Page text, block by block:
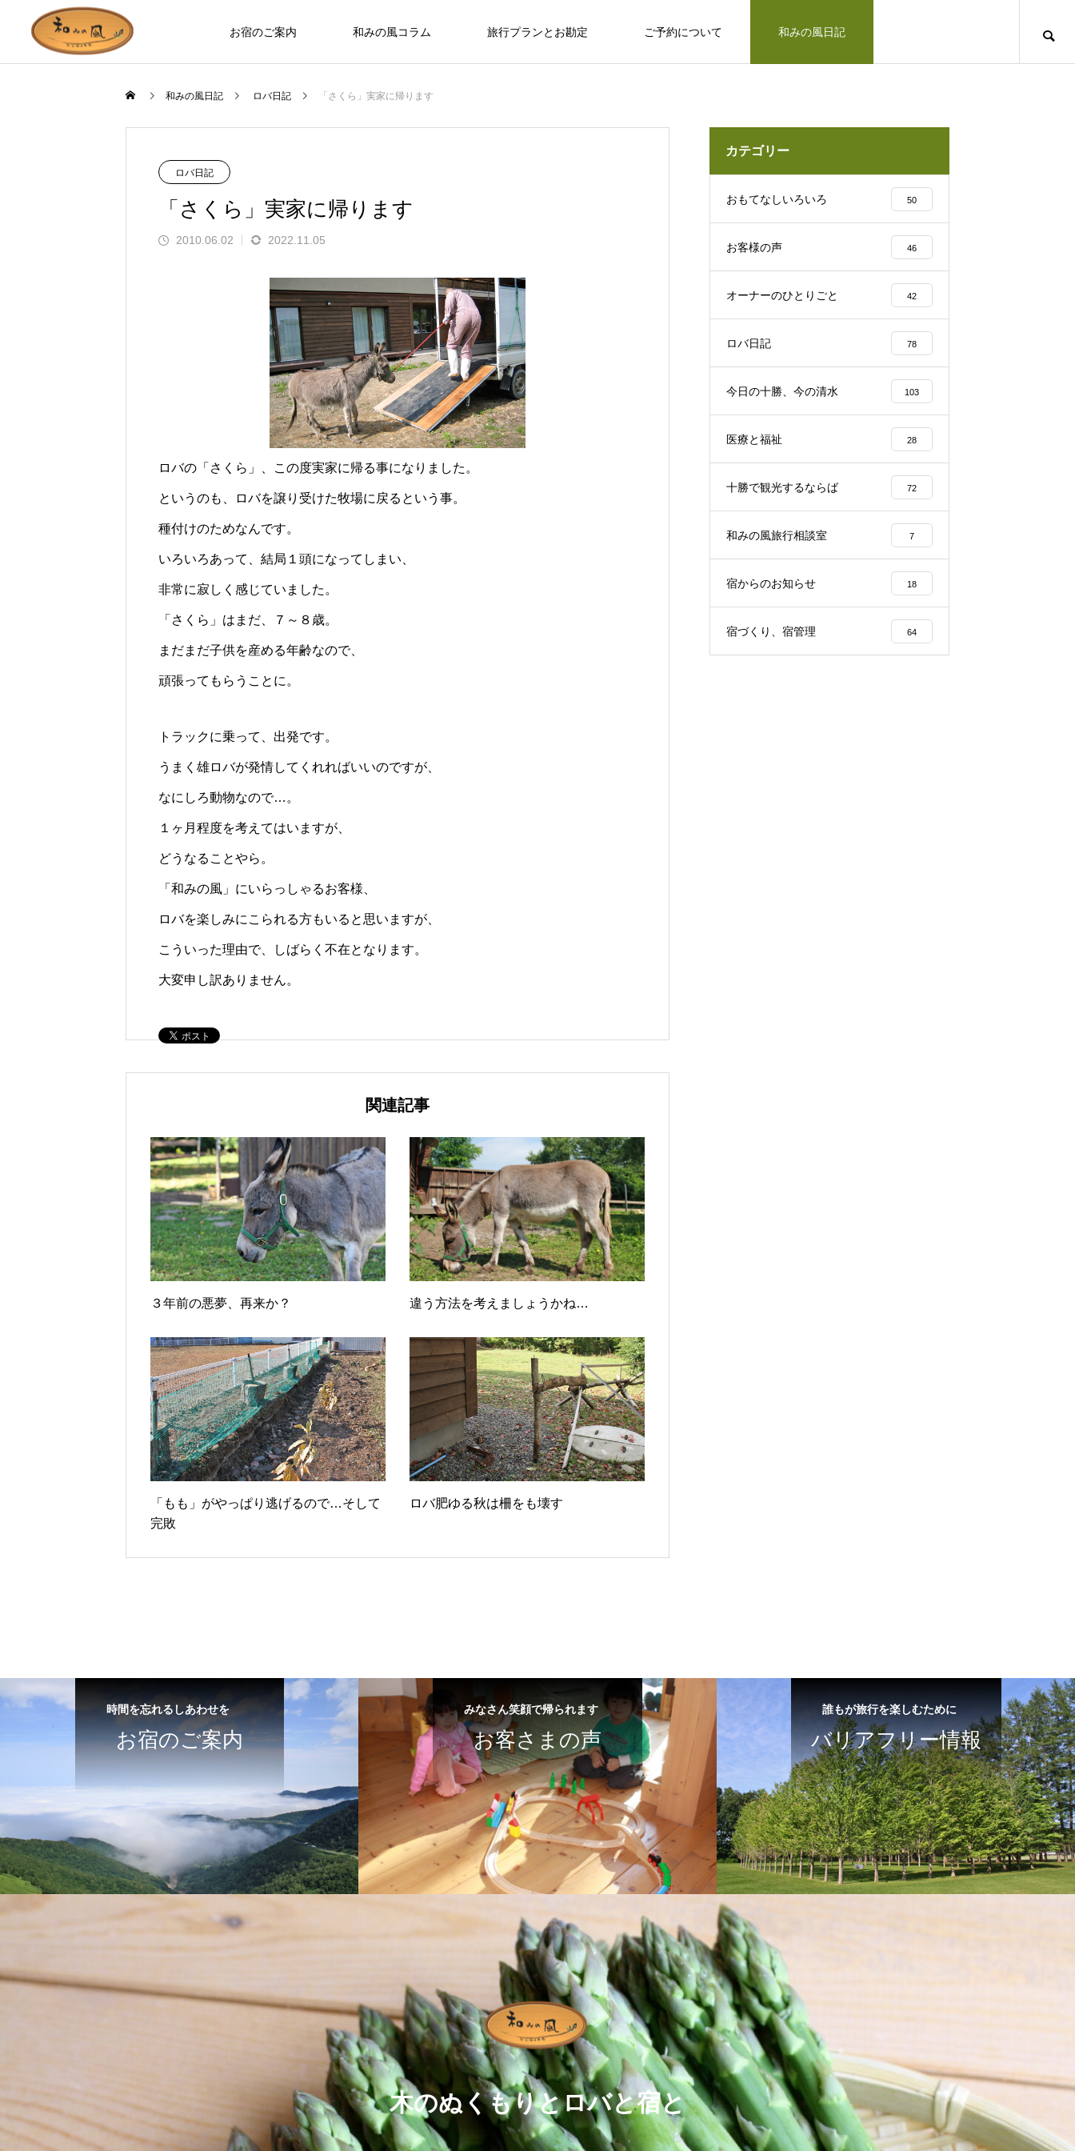
お宿のご案内 和みの風コラム 旅行プランとお勘定 ご予約について 和みの風日記
お部屋やホールなど、木の温もりを感
じられる時間のために
お野菜、乳製品、お肉…十勝のめぐみ
をご紹介
和みの風への道のりとご連絡方法はこ
誰もが知っているのに見た人は少ない動物、
ロバの暮らしと魅力とは？
広大な自然？ セグウェイ？ だけじゃない十
勝千年の森の見どころ
「リトリートできた気がします」とお客様の
声、その理由は…？
凛とした空気の佇まい、帯広神社と花手
水2025
十勝で観光するならば
なんぷアドベンチャーパークは余裕を持
った寄り道がおすすめ
北海道上士幌町こども園 ほろんが保育
園留学で注目される理由とは？
和みの風日記 ロバ日記 「さくら」実家に帰ります
ロバ日記
「さくら」実家に帰ります
2010.06.02 2022.11.05
ロバの「さくら」、この度実家に帰る事になりました。
というのも、ロバを譲り受けた牧場に戻るという事。
種付けのためなんです。
いろいろあって、結局１頭になってしまい、
非常に寂しく感じていました。
「さくら」はまだ、７～８歳。
まだまだ子供を産める年齢なので、
頑張ってもらうことに。
トラックに乗って、出発です。
うまく雄ロバが発情してくれればいいのですが、
なにしろ動物なので…。
１ヶ月程度を考えてはいますが、
どうなることやら。
「和みの風」にいらっしゃるお客様、
ロバを楽しみにこられる方もいると思いますが、
こういった理由で、しばらく不在となります。
大変申し訳ありません。
関連記事
３年前の悪夢、再来か？ 違う方法を考えましょうかね…
「もも」がやっぱり逃げるので…そして
完敗
ロバ肥ゆる秋は柵をも壊す
カテゴリー
おもてなしいろいろ 50
お客様の声 46
オーナーのひとりごと 42
ロバ日記 78
今日の十勝、今の清水 103
医療と福祉 28
十勝で観光するならば 72
和みの風旅行相談室 7
宿からのお知らせ 18
宿づくり、宿管理 64
時間を忘れるしあわせを
お宿のご案内
みなさん笑顔で帰られます
お客さまの声
誰もが旅行を楽しむために
バリアフリー情報
木のぬくもりとロバと宿と